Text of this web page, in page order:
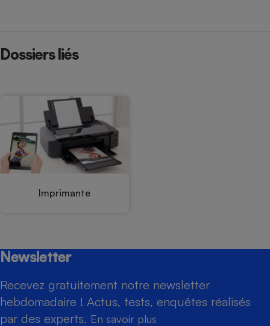
Dossiers liés
Imprimante
Newsletter
Recevez gratuitement notre newsletter
hebdomadaire ! Actus, tests, enquêtes réalisés
par des experts. En savoir plus